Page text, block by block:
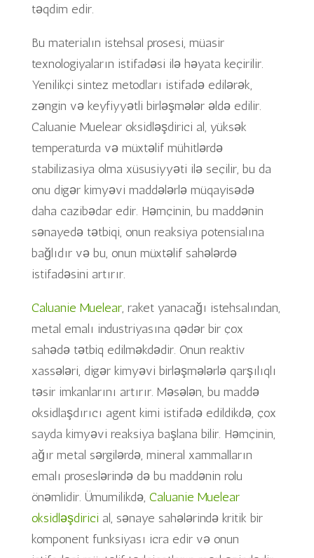
təqdim edir.
Bu materialın istehsal prosesi, müasir
texnologiyaların istifadəsi ilə həyata keçirilir.
Yenilikçi sintez metodları istifadə edilərək,
zəngin və keyfiyyətli birləşmələr əldə edilir.
Caluanie Muelear oksidləşdirici al, yüksək
temperaturda və müxtəlif mühitlərdə
stabilizasiya olma xüsusiyyəti ilə seçilir, bu da
onu digər kimyəvi maddələrlə müqayisədə
daha cazibədar edir. Həmçinin, bu maddənin
sənayedə tətbiqi, onun reaksiya potensialına
bağlıdır və bu, onun müxtəlif sahələrdə
istifadəsini artırır.
Caluanie Muelear, raket yanacağı istehsalından,
metal emalı industriyasına qədər bir çox
sahədə tətbiq edilməkdədir. Onun reaktiv
xassələri, digər kimyəvi birləşmələrlə qarşılıqlı
təsir imkanlarını artırır. Məsələn, bu maddə
oksidlaşdırıcı agent kimi istifadə edildikdə, çox
sayda kimyəvi reaksiya başlana bilir. Həmçinin,
ağır metal sərgilərdə, mineral xammalların
emalı proseslərində də bu maddənin rolu
önəmlidir. Ümumilikdə, Caluanie Muelear
oksidləşdirici al, sənaye sahələrində kritik bir
komponent funksiyası icra edir və onun